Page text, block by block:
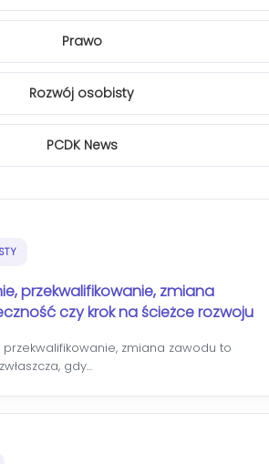
Prawo
Rozwój osobisty
PCDK News
przekwalifikowanie, zmiana
czy krok na ścieżce rozwoju
przekwalifikowanie, zmiana zawodu to
gdy…